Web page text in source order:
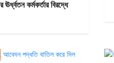
কর্মকর্তার বিরদ্ধে